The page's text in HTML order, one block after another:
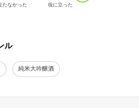
たなかった 役に立った
ル
純米大吟醸酒